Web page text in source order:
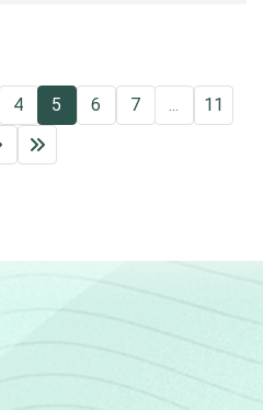
4 5 6 7 ... 11